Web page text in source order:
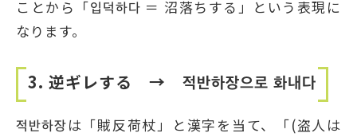
ことから「입덕하다 ＝ 沼落ちする」という表現に
なります。
3. 逆ギレする → 적반하장으로 화내다
적반하장は「賊反荷杖」と漢字を当て、「(盗人は